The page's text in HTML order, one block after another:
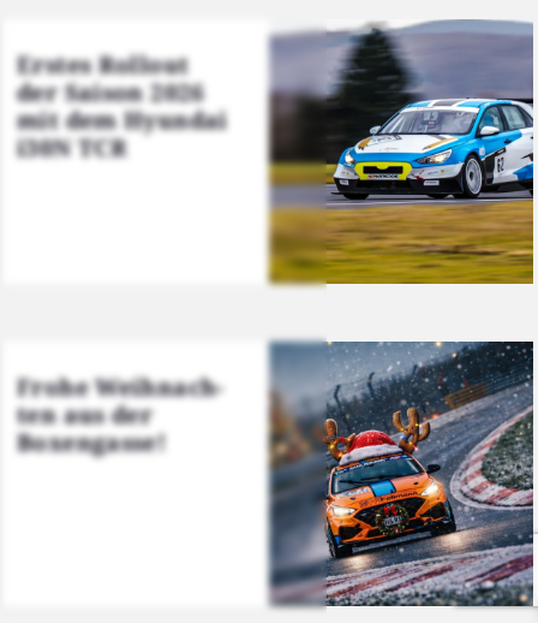
Ers­tes Roll­out
der Sai­son 2026
mit dem Hyun­dai
i30N TCR
Fro­he Weih­nach­
ten aus der
Boxen­gas­se!